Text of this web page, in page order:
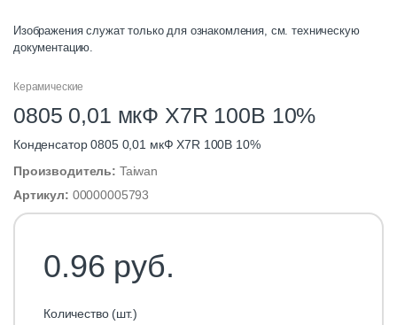
Изображения служат только для ознакомления, см. техническую
документацию.
Керамические
0805 0,01 мкФ X7R 100В 10%
Конденсатор 0805 0,01 мкФ X7R 100В 10%
Производитель: Taiwan
Артикул: 00000005793
0.96 руб.
Количество (шт.)